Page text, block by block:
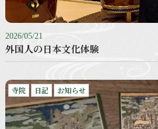
2026/05/21
外国人の日本文化体験
寺院 日記 お知らせ